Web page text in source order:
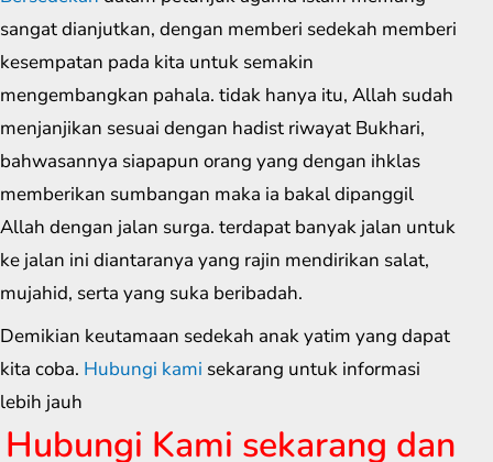
sangat dianjutkan, dengan memberi sedekah memberi
kesempatan pada kita untuk semakin
mengembangkan pahala. tidak hanya itu, Allah sudah
menjanjikan sesuai dengan hadist riwayat Bukhari,
bahwasannya siapapun orang yang dengan ihklas
memberikan sumbangan maka ia bakal dipanggil
Allah dengan jalan surga. terdapat banyak jalan untuk
ke jalan ini diantaranya yang rajin mendirikan salat,
mujahid, serta yang suka beribadah.
Demikian keutamaan sedekah anak yatim yang dapat
kita coba. Hubungi kami sekarang untuk informasi
lebih jauh
Hubungi Kami sekarang dan